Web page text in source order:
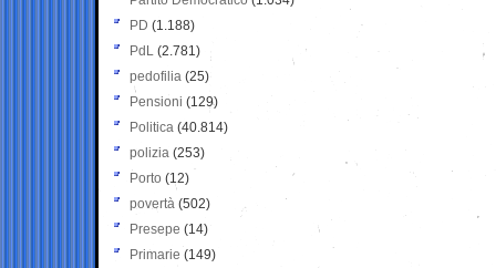
PD (1.188)
PdL (2.781)
pedofilia (25)
Pensioni (129)
Politica (40.814)
polizia (253)
Porto (12)
povertà (502)
Presepe (14)
Primarie (149)